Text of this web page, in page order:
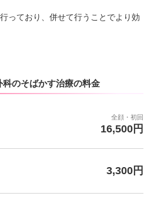
っており、併せて行うことでより効
のそばかす治療の料金
全顔・初回
16,500円
3,300円